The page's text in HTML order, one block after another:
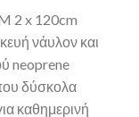
M 2 x 120cm
νάυλον και
neoprene
δύσκολα
καθημερινή